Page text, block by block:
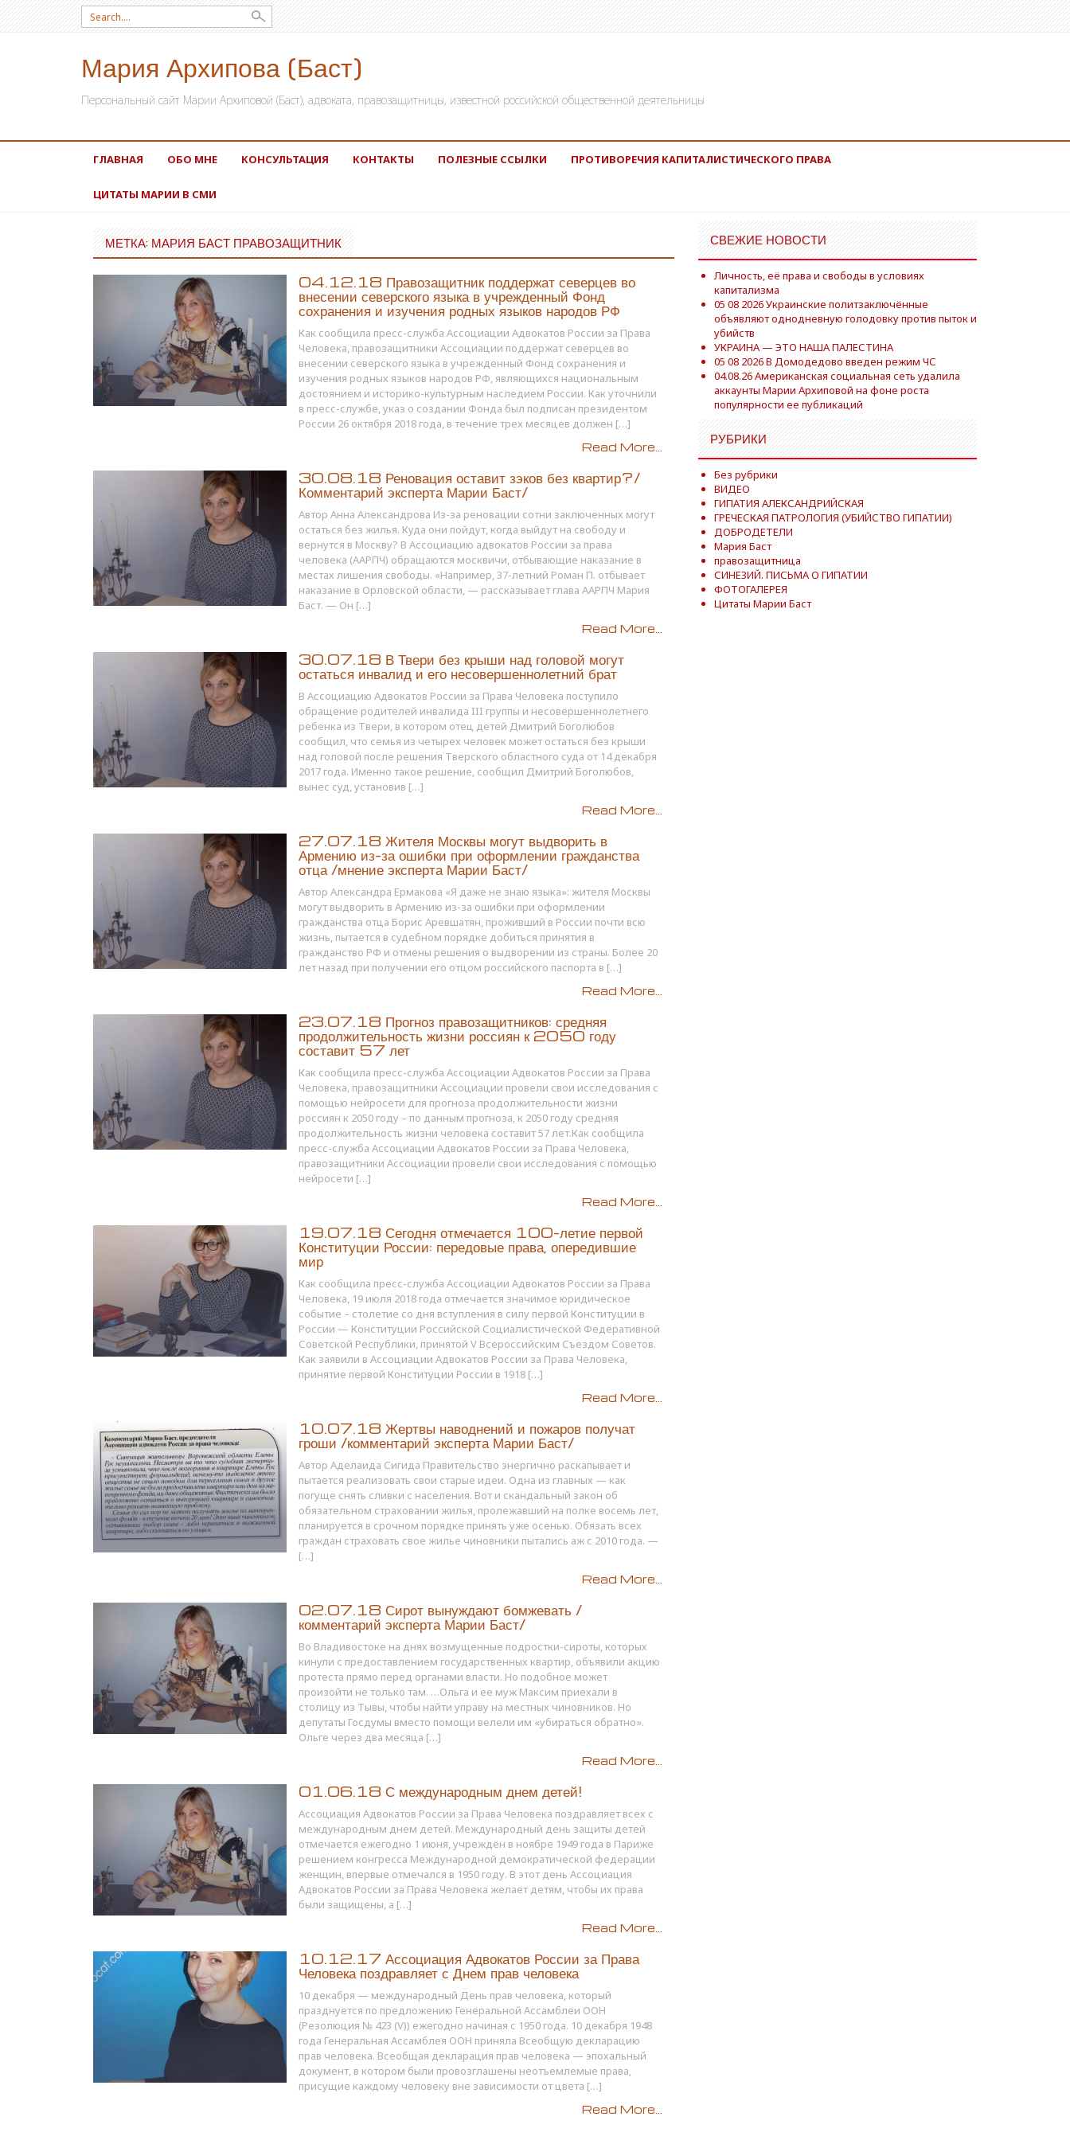
Search for:
Мария Архипова (Баст)
Персональный сайт Марии Архиповой (Баст), адвоката, правозащитницы, известной российской общественной деятельницы
SKIP TO CONTENT
ГЛАВНАЯ ОБО МНЕ КОНСУЛЬТАЦИЯ КОНТАКТЫ ПОЛЕЗНЫЕ ССЫЛКИ ПРОТИВОРЕЧИЯ КАПИТАЛИСТИЧЕСКОГО ПРАВА
ЦИТАТЫ МАРИИ В СМИ
МЕТКА: МАРИЯ БАСТ ПРАВОЗАЩИТНИК
04.12.18 Правозащитник поддержат северцев во
внесении северского языка в учрежденный Фонд
сохранения и изучения родных языков народов РФ
Как сообщила пресс-служба Ассоциации Адвокатов России за Права
Человека, правозащитники Ассоциации поддержат северцев во
внесении северского языка в учрежденный Фонд сохранения и
изучения родных языков народов РФ, являющихся национальным
достоянием и историко-культурным наследием России. Как уточнили
в пресс-службе, указ о создании Фонда был подписан президентом
России 26 октября 2018 года, в течение трех месяцев должен […]
Read More...
30.08.18 Реновация оставит зэков без квартир?/
Комментарий эксперта Марии Баст/
Автор Анна Александрова Из-за реновации сотни заключенных могут
остаться без жилья. Куда они пойдут, когда выйдут на свободу и
вернутся в Москву? В Ассоциацию адвокатов России за права
человека (ААРПЧ) обращаются москвичи, отбывающие наказание в
местах лишения свободы. «Например, 37-летний Роман П. отбывает
наказание в Орловской области, — рассказывает глава ААРПЧ Мария
Баст. — Он […]
Read More...
30.07.18 В Твери без крыши над головой могут
остаться инвалид и его несовершеннолетний брат
В Ассоциацию Адвокатов России за Права Человека поступило
обращение родителей инвалида III группы и несовершеннолетнего
ребенка из Твери, в котором отец детей Дмитрий Боголюбов
сообщил, что семья из четырех человек может остаться без крыши
над головой после решения Тверского областного суда от 14 декабря
2017 года. Именно такое решение, сообщил Дмитрий Боголюбов,
вынес суд, установив […]
Read More...
27.07.18 Жителя Москвы могут выдворить в
Армению из-за ошибки при оформлении гражданства
отца /мнение эксперта Марии Баст/
Автор Александра Ермакова «Я даже не знаю языка»: жителя Москвы
могут выдворить в Армению из-за ошибки при оформлении
гражданства отца Борис Аревшатян, проживший в России почти всю
жизнь, пытается в судебном порядке добиться принятия в
гражданство РФ и отмены решения о выдворении из страны. Более 20
лет назад при получении его отцом российского паспорта в […]
Read More...
23.07.18 Прогноз правозащитников: средняя
продолжительность жизни россиян к 2050 году
составит 57 лет
Как сообщила пресс-служба Ассоциации Адвокатов России за Права
Человека, правозащитники Ассоциации провели свои исследования с
помощью нейросети для прогноза продолжительности жизни
россиян к 2050 году – по данным прогноза, к 2050 году средняя
продолжительность жизни человека составит 57 лет.Как сообщила
пресс-служба Ассоциации Адвокатов России за Права Человека,
правозащитники Ассоциации провели свои исследования с помощью
нейросети […]
Read More...
19.07.18 Сегодня отмечается 100-летие первой
Конституции России: передовые права, опередившие
мир
Как сообщила пресс-служба Ассоциации Адвокатов России за Права
Человека, 19 июля 2018 года отмечается значимое юридическое
событие – столетие со дня вступления в силу первой Конституции в
России — Конституции Российской Социалистической Федеративной
Советской Республики, принятой V Всероссийским Съездом Советов.
Как заявили в Ассоциации Адвокатов России за Права Человека,
принятие первой Конституции России в 1918 […]
Read More...
10.07.18 Жертвы наводнений и пожаров получат
гроши /комментарий эксперта Марии Баст/
Автор Аделаида Сигида Правительство энергично раскапывает и
пытается реализовать свои старые идеи. Одна из главных — как
погуще снять сливки с населения. Вот и скандальный закон об
обязательном страховании жилья, пролежавший на полке восемь лет,
планируется в срочном порядке принять уже осенью. Обязать всех
граждан страховать свое жилье чиновники пытались аж с 2010 года. —
[…]
Read More...
02.07.18 Сирот вынуждают бомжевать /
комментарий эксперта Марии Баст/
Во Владивостоке на днях возмущенные подростки-сироты, которых
кинули с предоставлением государственных квартир, объявили акцию
протеста прямо перед органами власти. Но подобное может
произойти не только там. …Ольга и ее муж Максим приехали в
столицу из Тывы, чтобы найти управу на местных чиновников. Но
депутаты Госдумы вместо помощи велели им «убираться обратно».
Ольге через два месяца […]
Read More...
01.06.18 С международным днем детей!
Ассоциация Адвокатов России за Права Человека поздравляет всех с
международным днем детей. Международный день защиты детей
отмечается ежегодно 1 июня, учреждён в ноябре 1949 года в Париже
решением конгресса Международной демократической федерации
женщин, впервые отмечался в 1950 году. В этот день Ассоциация
Адвокатов России за Права Человека желает детям, чтобы их права
были защищены, а […]
Read More...
10.12.17 Ассоциация Адвокатов России за Права
Человека поздравляет с Днем прав человека
10 декабря — международный День прав человека, который
празднуется по предложению Генеральной Ассамблеи ООН
(Резолюция № 423 (V)) ежегодно начиная с 1950 года. 10 декабря 1948
года Генеральная Ассамблея ООН приняла Всеобщую декларацию
прав человека. Всеобщая декларация прав человека — эпохальный
документ, в котором были провозглашены неотъемлемые права,
присущие каждому человеку вне зависимости от цвета […]
Read More...
СВЕЖИЕ НОВОСТИ
Личность, её права и свободы в условиях
капитализма
05 08 2026 Украинские политзаключённые
объявляют однодневную голодовку против пыток и
убийств
УКРАИНА — ЭТО НАША ПАЛЕСТИНА
05 08 2026 В Домодедово введен режим ЧС
04.08.26 Американская социальная сеть удалила
аккаунты Марии Архиповой на фоне роста
популярности ее публикаций
РУБРИКИ
Без рубрики
ВИДЕО
ГИПАТИЯ АЛЕКСАНДРИЙСКАЯ
ГРЕЧЕСКАЯ ПАТРОЛОГИЯ (УБИЙСТВО ГИПАТИИ)
ДОБРОДЕТЕЛИ
Мария Баст
правозащитница
СИНЕЗИЙ. ПИСЬМА О ГИПАТИИ
ФОТОГАЛЕРЕЯ
Цитаты Марии Баст